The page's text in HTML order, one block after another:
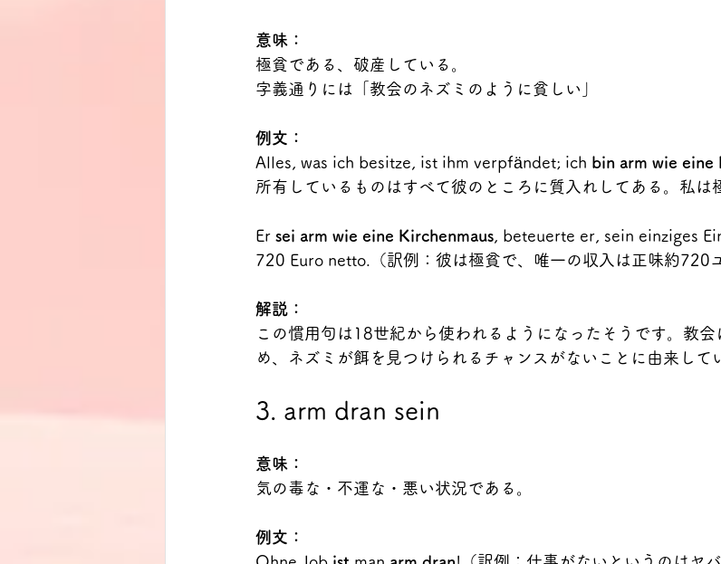
意味：
極貧である、破産している。
字義通りには「教会のネズミのように貧しい」
例文：
Alles, was ich besitze, ist ihm verpfändet; ich bin arm wie eine
所有しているものはすべて彼のところに質入れしてある。私は
Er sei arm wie eine Kirchenmaus , beteuerte er, sein einziges
720 Euro netto.（訳例：彼は極貧で、唯一の収入は正味約720
解説：
この慣用句は18世紀から使われるようになったそうです。教
め、ネズミが餌を見つけられるチャンスがないことに由来して
3. arm dran sein
意味：
気の毒な・不運な・悪い状況である。
例文：